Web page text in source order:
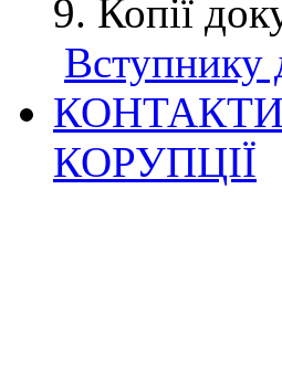
Копії
Вступнику
КОРУПЦІЇ